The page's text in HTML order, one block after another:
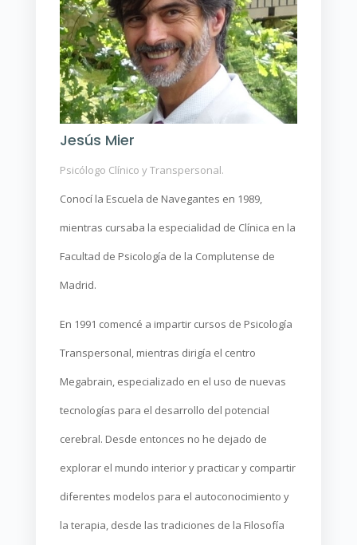
Jesús Mier
Psicólogo Clínico y Transpersonal.
Conocí la Escuela de Navegantes en 1989,
mientras cursaba la especialidad de Clínica en la
Facultad de Psicología de la Complutense de
Madrid.
En 1991 comencé a impartir cursos de Psicología
Transpersonal, mientras dirigía el centro
Megabrain, especializado en el uso de nuevas
tecnologías para el desarrollo del potencial
cerebral. Desde entonces no he dejado de
explorar el mundo interior y practicar y compartir
diferentes modelos para el autoconocimiento y
la terapia, desde las tradiciones de la Filosofía